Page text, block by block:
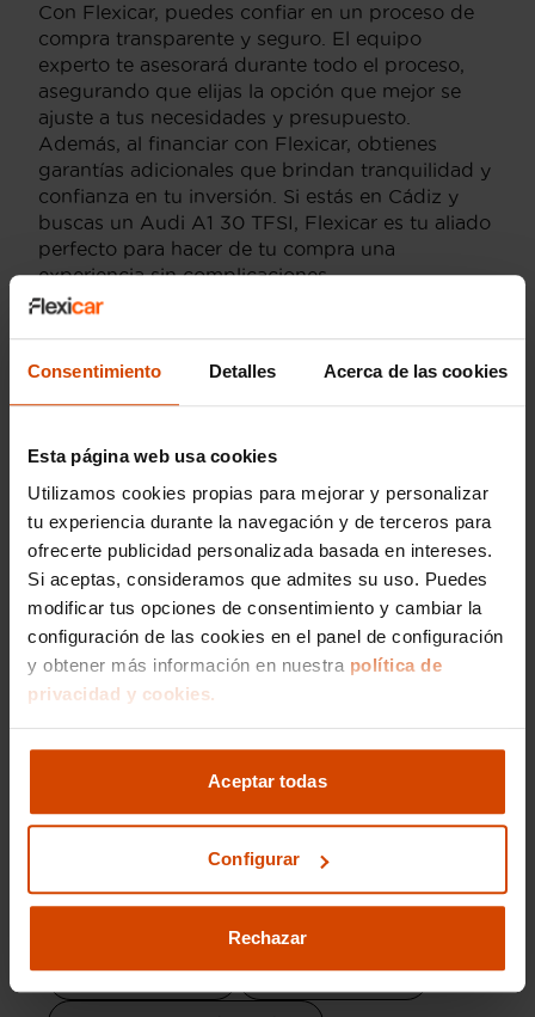
Consentimiento Detalles Acerca de las cookies
Esta página web usa cookies
Utilizamos cookies propias para mejorar y personalizar
tu experiencia durante la navegación y de terceros para
ofrecerte publicidad personalizada basada en intereses.
Si aceptas, consideramos que admites su uso. Puedes
modificar tus opciones de consentimiento y cambiar la
configuración de las cookies en el panel de configuración
y obtener más información en nuestra política de
privacidad y cookies.
Aceptar todas
Configurar
Rechazar
Con Flexicar, puedes confiar en un proceso de
compra transparente y seguro. El equipo
experto te asesorará durante todo el proceso,
asegurando que elijas la opción que mejor se
ajuste a tus necesidades y presupuesto.
Además, al financiar con Flexicar, obtienes
garantías adicionales que brindan tranquilidad y
confianza en tu inversión. Si estás en Cádiz y
buscas un Audi A1 30 TFSI, Flexicar es tu aliado
perfecto para hacer de tu compra una
experiencia sin complicaciones.
Versiones del modelo
AUDI A1 Sportback AUDI A1 Advanced
AUDI A1 30 AUDI A1 Line AUDI A1 25
AUDI A1 Citycarver AUDI A1 35
AUDI A1 Adrenalin
Modelos por provincia
AUDI A1 en Cádiz AUDI A3 en Cádiz
AUDI Q5 en Cádiz
AUDI Q7 en Cádiz AUDI Q8 en Cádiz